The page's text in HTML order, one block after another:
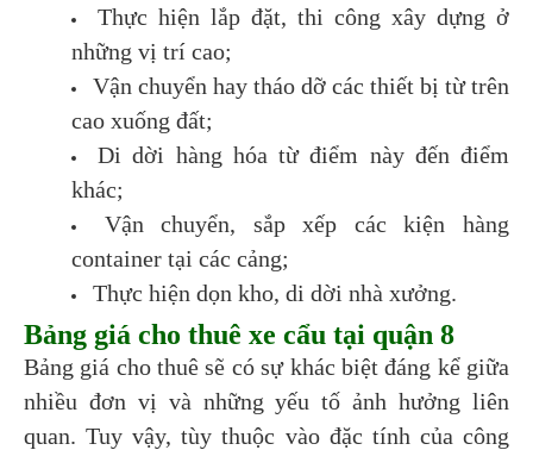
Thực hiện lắp đặt, thi công xây dựng ở
những vị trí cao;
Vận chuyển hay tháo dỡ các thiết bị từ trên
cao xuống đất;
Di dời hàng hóa từ điểm này đến điểm
khác;
Vận chuyển, sắp xếp các kiện hàng
container tại các cảng;
Thực hiện dọn kho, di dời nhà xưởng.
Bảng giá cho thuê xe cẩu tại quận 8
Bảng giá cho thuê sẽ có sự khác biệt đáng kể giữa
nhiều đơn vị và những yếu tố ảnh hưởng liên
quan. Tuy vậy, tùy thuộc vào đặc tính của công